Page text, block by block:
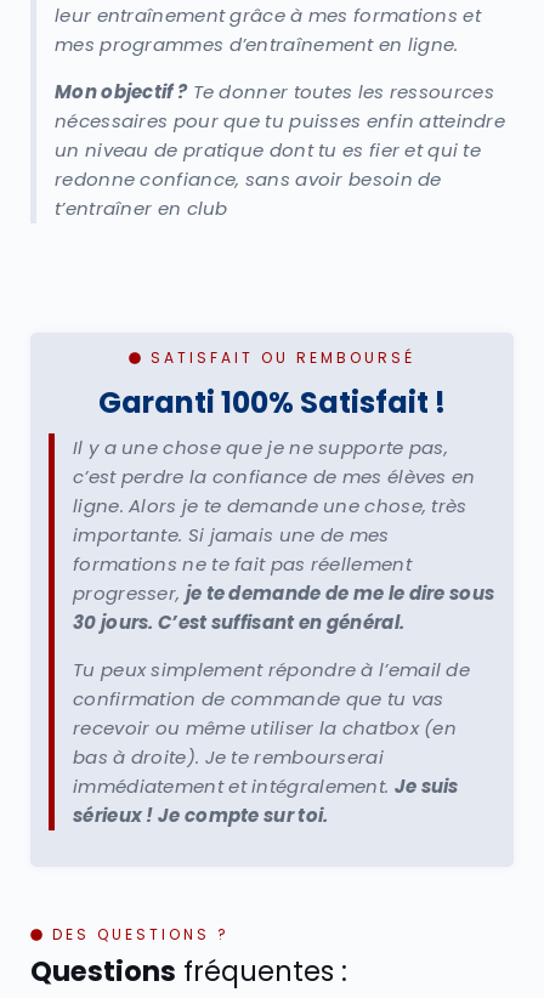
leur entraînement grâce à mes formations et
mes programmes d’entraînement en ligne.
Mon objectif ?Te donner toutes les ressources
nécessaires pour que tu puisses enfin atteindre
un niveau de pratique dont tu es fier et qui te
redonne confiance, sans avoir besoin de
t’entraîner en club
SATISFAIT OU REMBOURSÉ
Garanti 100% Satisfait !
Il y a une chose que je ne supporte pas,
c’est perdre la confiance de mes élèves en
ligne. Alors je te demande une chose, très
importante. Si jamais une de mes
formations ne te fait pas réellement
progresser, je te demande de me le dire sous
30 jours. C’est suffisant en général.
Tu peux simplement répondre à l’email de
confirmation de commande que tu vas
recevoir ou même utiliser la chatbox (en
bas à droite). Je te rembourserai
immédiatement et intégralement. Je suis
sérieux ! Je compte sur toi.
DES QUESTIONS ?
Questions fréquentes :